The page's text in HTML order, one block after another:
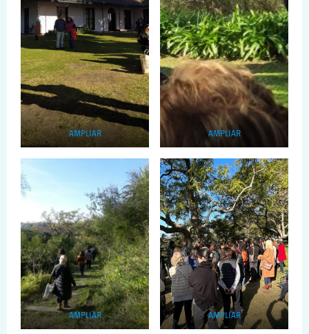
AMPLIAR AMPLIAR
AMPLIAR AMPLIAR